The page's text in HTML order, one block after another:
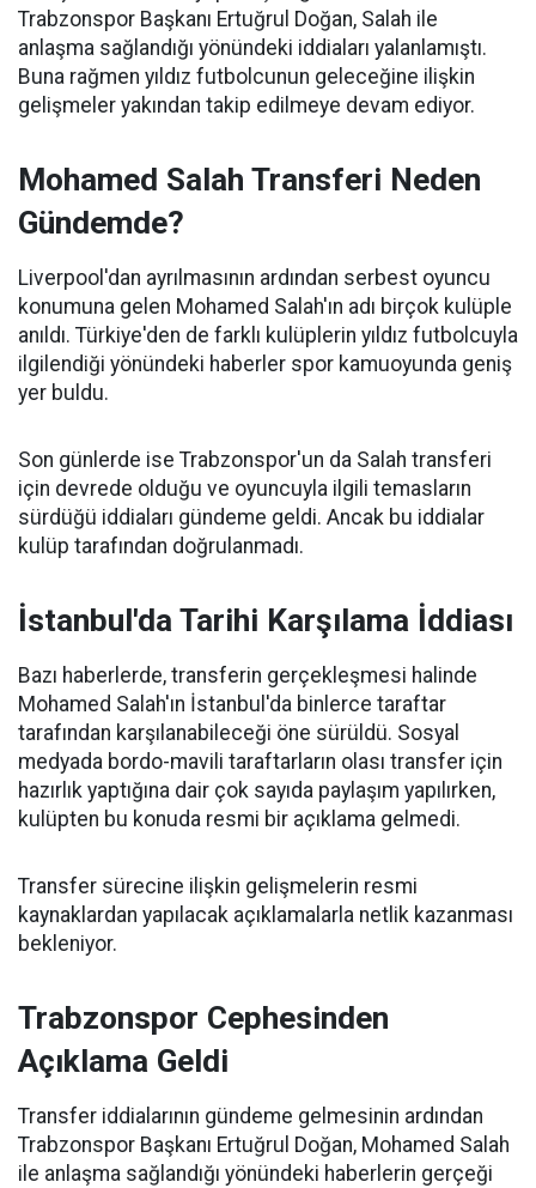
Trabzonspor Başkanı Ertuğrul Doğan, Salah ile
anlaşma sağlandığı yönündeki iddiaları yalanlamıştı.
Buna rağmen yıldız futbolcunun geleceğine ilişkin
gelişmeler yakından takip edilmeye devam ediyor.
Mohamed Salah Transferi Neden
Gündemde?
Liverpool'dan ayrılmasının ardından serbest oyuncu
konumuna gelen Mohamed Salah'ın adı birçok kulüple
anıldı. Türkiye'den de farklı kulüplerin yıldız futbolcuyla
ilgilendiği yönündeki haberler spor kamuoyunda geniş
yer buldu.
Son günlerde ise Trabzonspor'un da Salah transferi
için devrede olduğu ve oyuncuyla ilgili temasların
sürdüğü iddiaları gündeme geldi. Ancak bu iddialar
kulüp tarafından doğrulanmadı.
İstanbul'da Tarihi Karşılama İddiası
Bazı haberlerde, transferin gerçekleşmesi halinde
Mohamed Salah'ın İstanbul'da binlerce taraftar
tarafından karşılanabileceği öne sürüldü. Sosyal
medyada bordo-mavili taraftarların olası transfer için
hazırlık yaptığına dair çok sayıda paylaşım yapılırken,
kulüpten bu konuda resmi bir açıklama gelmedi.
Transfer sürecine ilişkin gelişmelerin resmi
kaynaklardan yapılacak açıklamalarla netlik kazanması
bekleniyor.
Trabzonspor Cephesinden
Açıklama Geldi
Transfer iddialarının gündeme gelmesinin ardından
Trabzonspor Başkanı Ertuğrul Doğan, Mohamed Salah
ile anlaşma sağlandığı yönündeki haberlerin gerçeği